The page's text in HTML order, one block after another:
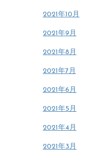
2021年10月
2021年9月
2021年8月
2021年7月
2021年6月
2021年5月
2021年4月
2021年3月